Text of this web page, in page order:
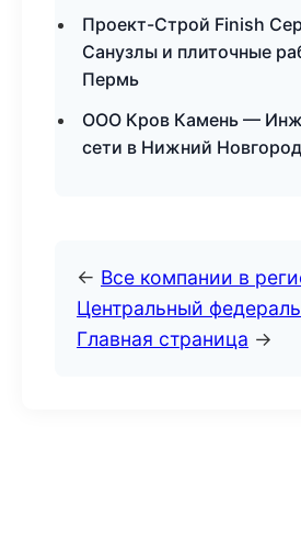
Проект-Строй Finish
Санузлы и плиточные
Пермь
ООО Кров Камень —
сети в Нижний Новгород
← Все компании в
Центральный
Главная страница →